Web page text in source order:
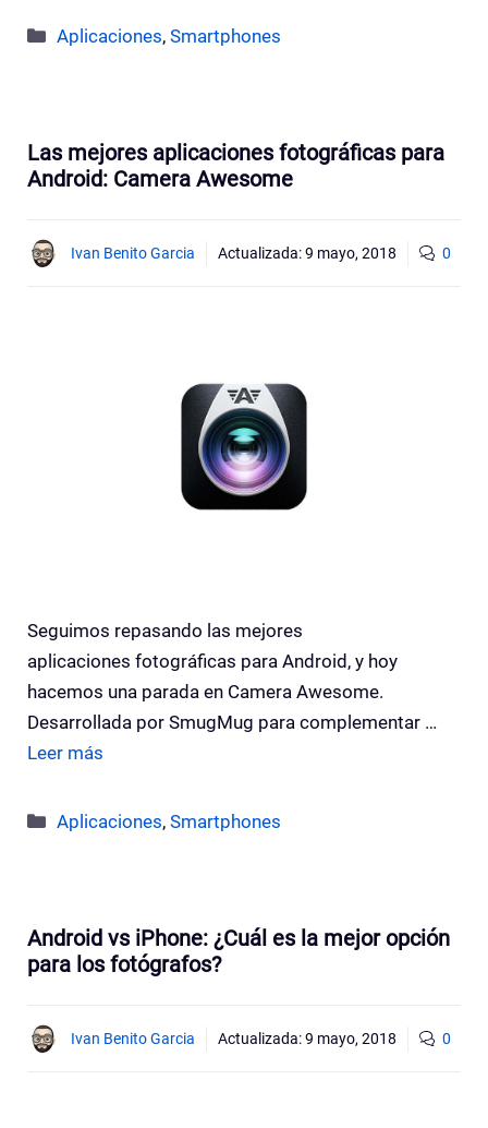
Categorías
Aplicaciones,Smartphones
Las mejores aplicaciones fotográficas para
Android: Camera Awesome
Ivan Benito Garcia Actualizada:9 mayo, 2018 0
Seguimos repasando las mejores
aplicaciones fotográficas para Android, y hoy
hacemos una parada en Camera Awesome.
Desarrollada por SmugMug para complementar …
Leer más
Categorías
Aplicaciones,Smartphones
Android vs iPhone: ¿Cuál es la mejor opción
para los fotógrafos?
Ivan Benito Garcia Actualizada:9 mayo, 2018 0